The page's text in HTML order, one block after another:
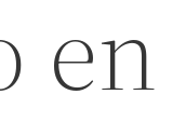
en